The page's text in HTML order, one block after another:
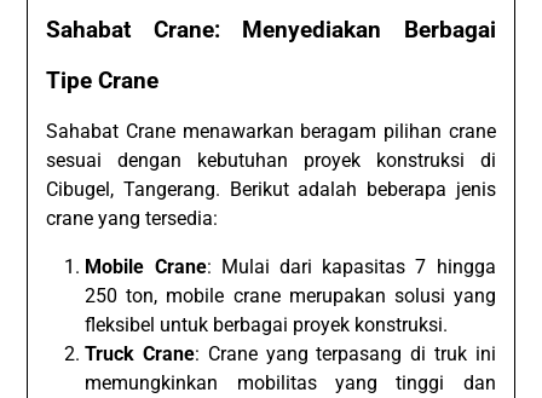
Sahabat Crane: Menyediakan Berbagai
Tipe Crane
Sahabat Crane menawarkan beragam pilihan crane
sesuai dengan kebutuhan proyek konstruksi di
Cibugel, Tangerang. Berikut adalah beberapa jenis
crane yang tersedia:
Mobile Crane: Mulai dari kapasitas 7 hingga
250 ton, mobile crane merupakan solusi yang
fleksibel untuk berbagai proyek konstruksi.
Truck Crane: Crane yang terpasang di truk ini
memungkinkan mobilitas yang tinggi dan